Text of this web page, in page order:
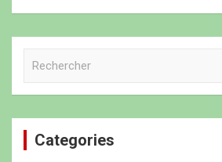
e
Categories